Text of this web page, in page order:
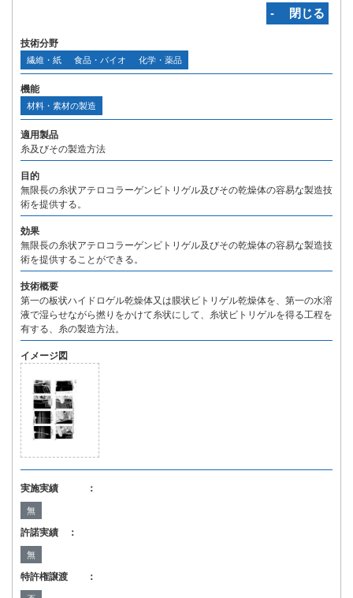
‐ 閉じる
技術分野
繊維・紙 食品・バイオ 化学・薬品
機能
材料・素材の製造
適用製品
糸及びその製造方法
目的
無限長の糸状アテロコラーゲンビトリゲル及びその乾燥体の容易な製造技
術を提供する。
効果
無限長の糸状アテロコラーゲンビトリゲル及びその乾燥体の容易な製造技
術を提供することができる。
技術概要
第一の板状ハイドロゲル乾燥体又は膜状ビトリゲル乾燥体を、第一の水溶
液で湿らせながら撚りをかけて糸状にして、糸状ビトリゲルを得る工程を
有する、糸の製造方法。
イメージ図
実施実績 ：
無
許諾実績 ：
無
特許権譲渡 ：